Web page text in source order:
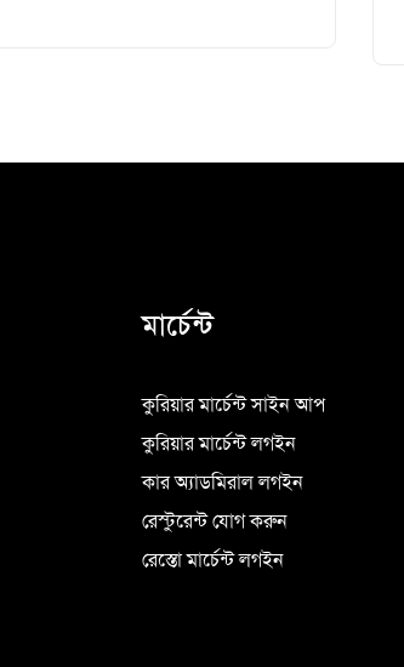
মার্চেন্ট
কুরিয়ার মার্চেন্ট সাইন আপ
কুরিয়ার মার্চেন্ট লগইন
কার অ্যাডমিরাল লগইন
রেস্টুরেন্ট যোগ করুন
রেস্তো মার্চেন্ট লগইন